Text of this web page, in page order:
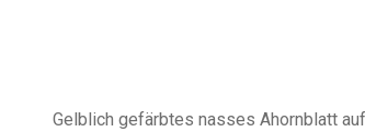
Gelblich gefärbtes nasses Ahornblatt